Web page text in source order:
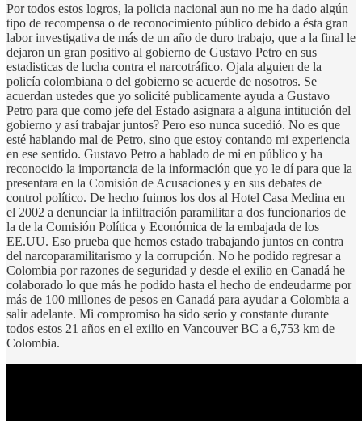
Por todos estos logros, la policia nacional aun no me ha dado algún
tipo de recompensa o de reconocimiento público debido a ésta gran
labor investigativa de más de un año de duro trabajo, que a la final le
dejaron un gran positivo al gobierno de Gustavo Petro en sus
estadisticas de lucha contra el narcotráfico. Ojala alguien de la
policía colombiana o del gobierno se acuerde de nosotros. Se
acuerdan ustedes que yo solicité publicamente ayuda a Gustavo
Petro para que como jefe del Estado asignara a alguna intitución del
gobierno y así trabajar juntos? Pero eso nunca sucedió. No es que
esté hablando mal de Petro, sino que estoy contando mi experiencia
en ese sentido. Gustavo Petro a hablado de mi en público y ha
reconocido la importancia de la información que yo le dí para que la
presentara en la Comisión de Acusaciones y en sus debates de
control político. De hecho fuimos los dos al Hotel Casa Medina en
el 2002 a denunciar la infiltración paramilitar a dos funcionarios de
la de la Comisión Política y Económica de la embajada de los
EE.UU. Eso prueba que hemos estado trabajando juntos en contra
del narcoparamilitarismo y la corrupción. No he podido regresar a
Colombia por razones de seguridad y desde el exilio en Canadá he
colaborado lo que más he podido hasta el hecho de endeudarme por
más de 100 millones de pesos en Canadá para ayudar a Colombia a
salir adelante. Mi compromiso ha sido serio y constante durante
todos estos 21 años en el exilio en Vancouver BC a 6,753 km de
Colombia.